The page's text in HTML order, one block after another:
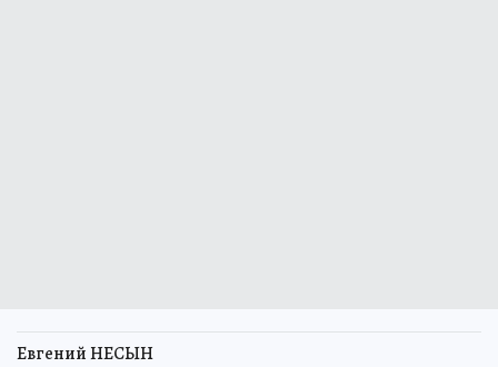
Евгений НЕСЫН